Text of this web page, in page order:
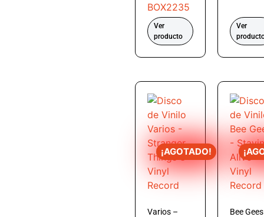
BOX2235
Ver
producto
Ver
¡AGOTADO!
Varios –
Bee